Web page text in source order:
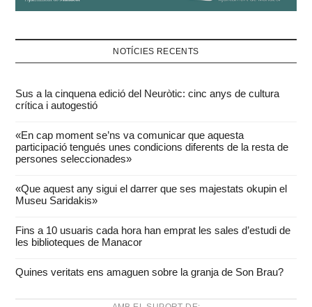
NOTÍCIES RECENTS
Sus a la cinquena edició del Neuròtic: cinc anys de cultura
crítica i autogestió
«En cap moment se’ns va comunicar que aquesta
participació tengués unes condicions diferents de la resta de
persones seleccionades»
«Que aquest any sigui el darrer que ses majestats okupin el
Museu Saridakis»
Fins a 10 usuaris cada hora han emprat les sales d’estudi de
les biblioteques de Manacor
Quines veritats ens amaguen sobre la granja de Son Brau?